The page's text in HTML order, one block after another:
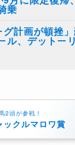
乗
グ計画が頓挫
ル、デットー
2頭が参戦！
ックルマロワ賞